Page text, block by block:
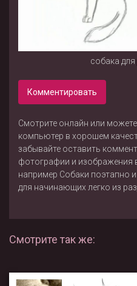
собака
Комментировать
Смотрите онлайн или
компьютер в хорошем
забывайте оставить
фотографии и изображения
например Собаки поэтапно
для начинающих легко из
Смотрите так же: